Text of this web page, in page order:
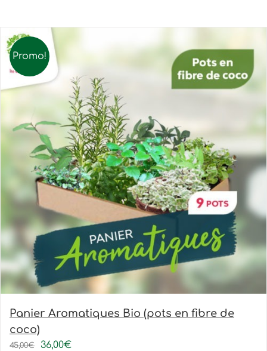
Promo!
Panier Aromatiques Bio (pots en fibre de
coco)
45,00€ 36,00€